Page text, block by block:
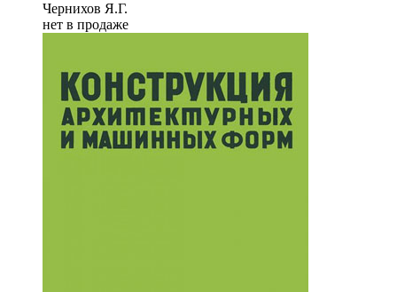
Чернихов Я.Г.
нет в продаже